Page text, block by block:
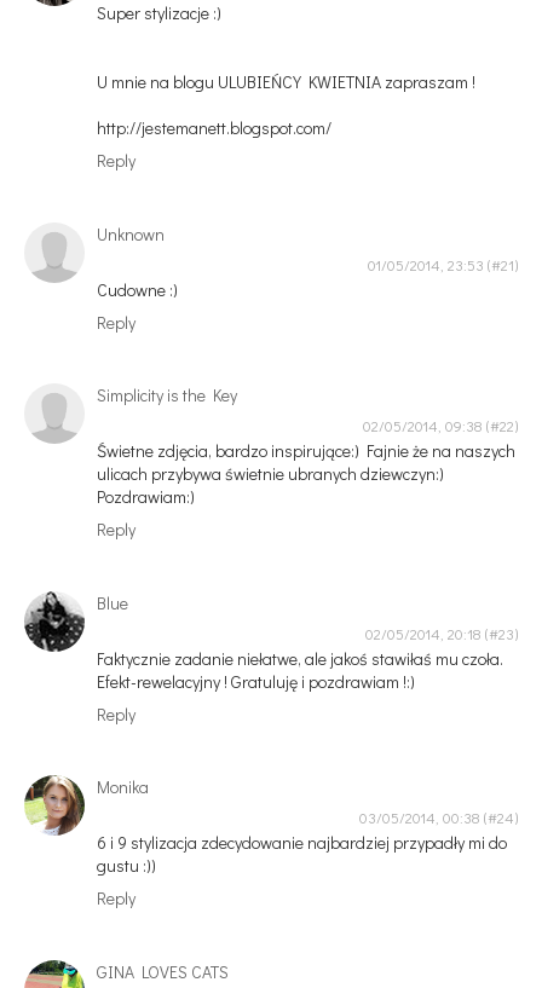
Super stylizacje :)
U mnie na blogu ULUBIEŃCY KWIETNIA zapraszam !
http://jestemanett.blogspot.com/
Reply
Unknown
01/05/2014, 23:53
Cudowne :)
Reply
Simplicity is the Key
02/05/2014, 09:38
Świetne zdjęcia, bardzo inspirujące:) Fajnie że na naszych
ulicach przybywa świetnie ubranych dziewczyn:)
Pozdrawiam:)
Reply
Blue
02/05/2014, 20:18
Faktycznie zadanie niełatwe, ale jakoś stawiłaś mu czoła.
Efekt-rewelacyjny ! Gratuluję i pozdrawiam !:)
Reply
Monika
03/05/2014, 00:38
6 i 9 stylizacja zdecydowanie najbardziej przypadły mi do
gustu :))
Reply
GINA LOVES CATS